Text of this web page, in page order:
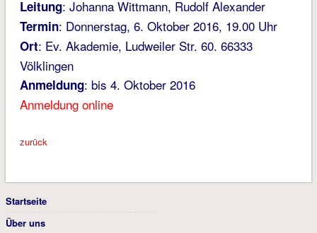
Leitung: Johanna Wittmann, Rudolf Alexander
Termin: Donnerstag, 6. Oktober 2016, 19.00 Uhr
Ort: Ev. Akademie, Ludweiler Str. 60. 66333
Völklingen
Anmeldung: bis 4. Oktober 2016
Anmeldung online
zurück
Startseite
Über uns